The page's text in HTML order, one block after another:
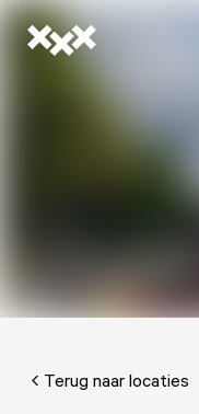
Terug naar locaties